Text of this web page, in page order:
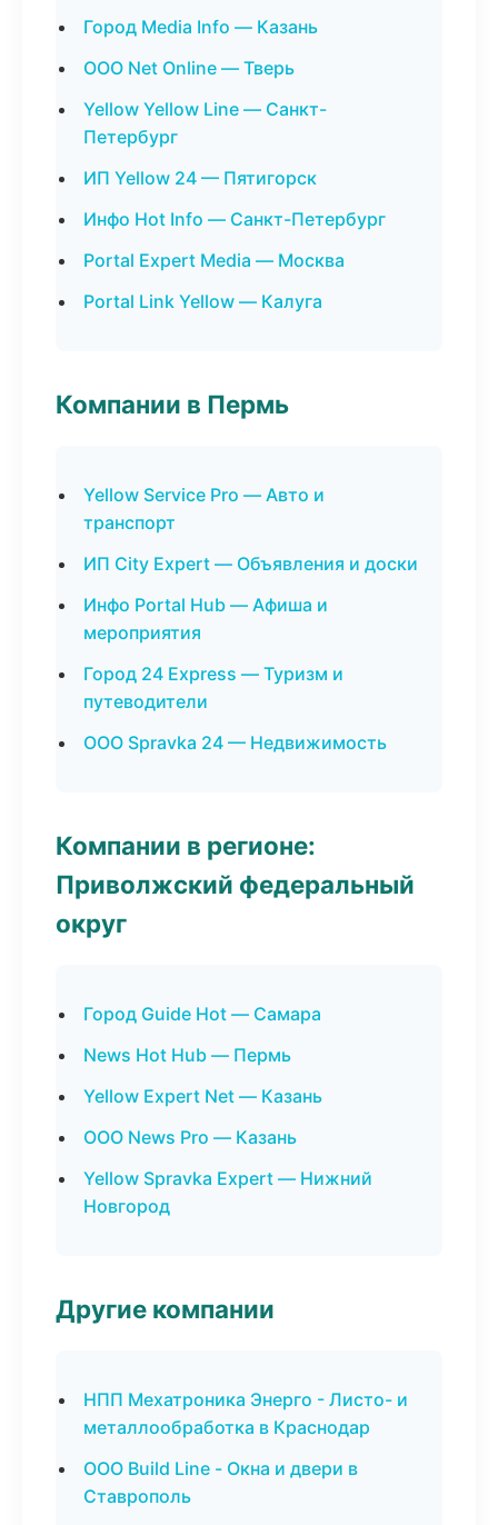
Город Media Info — Казань
ООО Net Online — Тверь
Yellow Yellow Line — Санкт-
Петербург
ИП Yellow 24 — Пятигорск
Инфо Hot Info — Санкт-Петербург
Portal Expert Media — Москва
Portal Link Yellow — Калуга
Компании в Пермь
Yellow Service Pro — Авто и
транспорт
ИП City Expert — Объявления и доски
Инфо Portal Hub — Афиша и
мероприятия
Город 24 Express — Туризм и
путеводители
ООО Spravka 24 — Недвижимость
Компании в регионе:
Приволжский федеральный
округ
Город Guide Hot — Самара
News Hot Hub — Пермь
Yellow Expert Net — Казань
ООО News Pro — Казань
Yellow Spravka Expert — Нижний
Новгород
Другие компании
НПП Мехатроника Энерго - Листо- и
металлообработка в Краснодар
ООО Build Line - Окна и двери в
Ставрополь